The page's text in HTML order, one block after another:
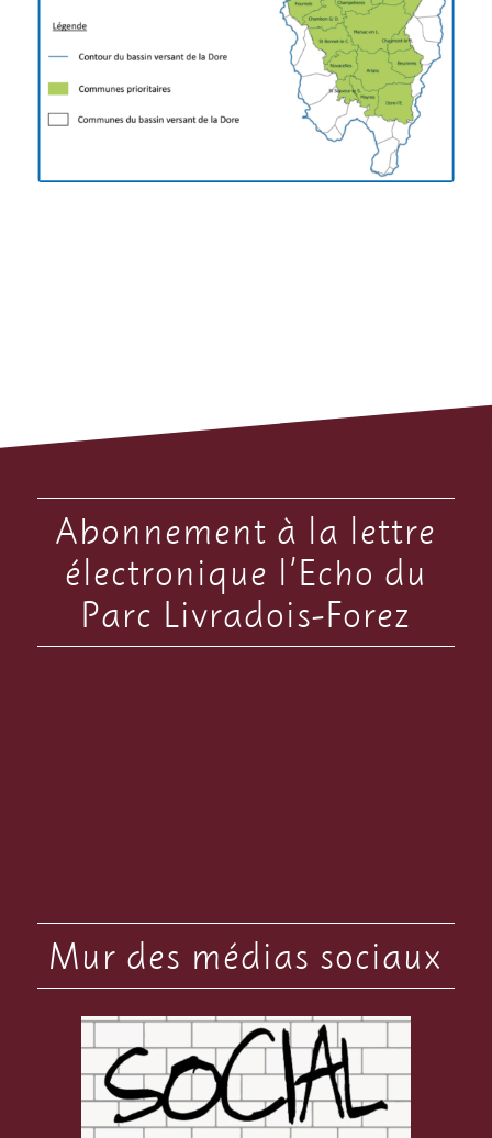
Abonnement à la lettre
électronique l’Echo du
Parc Livradois-Forez
Mur des médias sociaux